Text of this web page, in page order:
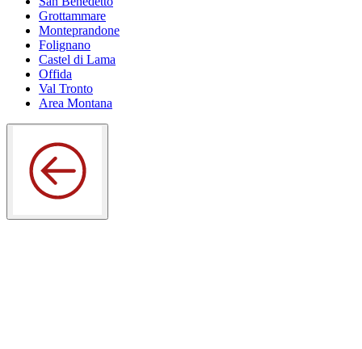
Grottammare
Monteprandone
Folignano
Castel di Lama
Offida
Val Tronto
Area Montana